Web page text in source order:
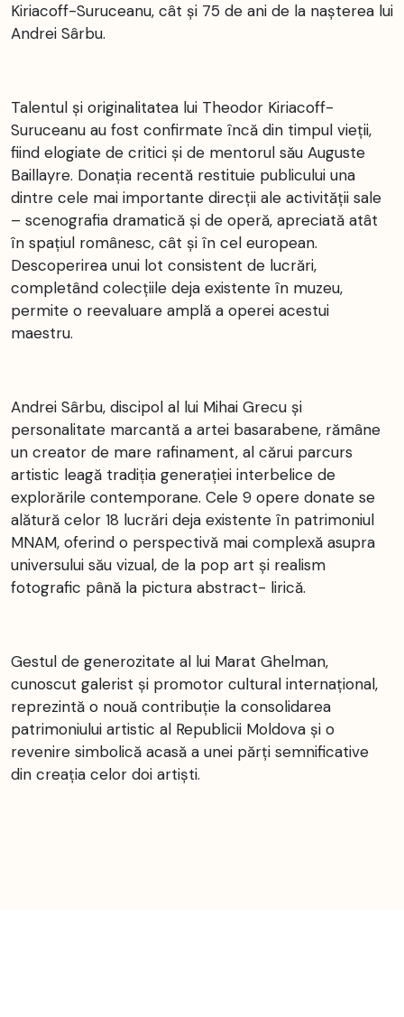
Kiriacoff-Suruceanu, cât și 75 de ani de la nașterea lui
Andrei Sârbu.
Talentul și originalitatea lui Theodor Kiriacoff-
Suruceanu au fost confirmate încă din timpul vieții,
fiind elogiate de critici și de mentorul său Auguste
Baillayre. Donația recentă restituie publicului una
dintre cele mai importante direcții ale activității sale
– scenografia dramatică și de operă, apreciată atât
în spațiul românesc, cât și în cel european.
Descoperirea unui lot consistent de lucrări,
completând colecțiile deja existente în muzeu,
permite o reevaluare amplă a operei acestui
maestru.
Andrei Sârbu, discipol al lui Mihai Grecu și
personalitate marcantă a artei basarabene, rămâne
un creator de mare rafinament, al cărui parcurs
artistic leagă tradiția generației interbelice de
explorările contemporane. Cele 9 opere donate se
alătură celor 18 lucrări deja existente în patrimoniul
MNAM, oferind o perspectivă mai complexă asupra
universului său vizual, de la pop art și realism
fotografic până la pictura abstract- lirică.
Gestul de generozitate al lui Marat Ghelman,
cunoscut galerist și promotor cultural internațional,
reprezintă o nouă contribuție la consolidarea
patrimoniului artistic al Republicii Moldova și o
revenire simbolică acasă a unei părți semnificative
din creația celor doi artiști.